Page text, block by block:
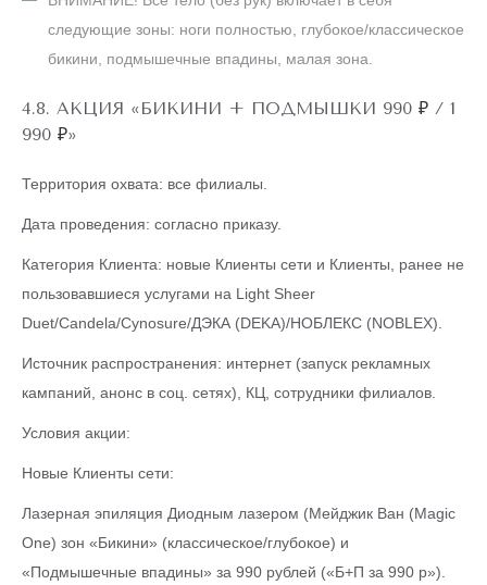
следующие зоны: ноги полностью, глубокое/классическое
бикини, подмышечные впадины, малая зона.
4.8. АКЦИЯ «БИКИНИ + ПОДМЫШКИ 990 ₽ / 1
990 ₽»
Территория охвата: все филиалы.
Дата проведения: согласно приказу.
Категория Клиента: новые Клиенты сети и Клиенты, ранее не
пользовавшиеся услугами на Light Sheer
Duet/Candela/Cynosure/ДЭКА (DEKA)/НОБЛЕКС (NOBLEX).
Источник распространения: интернет (запуск рекламных
кампаний, анонс в соц. сетях), КЦ, сотрудники филиалов.
Условия акции:
Новые Клиенты сети:
Лазерная эпиляция Диодным лазером (Мейджик Ван (Magic
One) зон «Бикини» (классическое/глубокое) и
«Подмышечные впадины» за 990 рублей («Б+П за 990 р»).